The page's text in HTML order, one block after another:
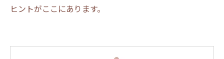
ヒントがここにあります。